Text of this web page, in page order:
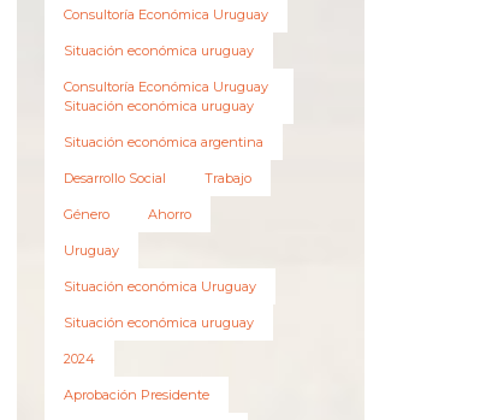
Consultoría Económica Uruguay
Situación económica uruguay
Consultoría Económica Uruguay
Situación económica uruguay
Situación económica argentina
Desarrollo Social Trabajo
Género Ahorro
Uruguay
Situación económica Uruguay
Situación económica uruguay
2024
Aprobación Presidente